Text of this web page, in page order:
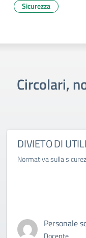
Sicurezza
Circolari,
DIVIETO DI
Normativa sulla
Personale
Docente